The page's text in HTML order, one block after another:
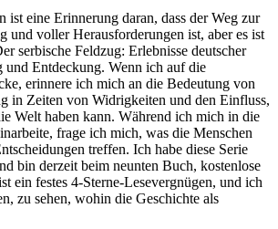
ist eine Erinnerung daran, dass der Weg zur
und voller Herausforderungen ist, aber es ist
serbische Feldzug: Erlebnisse deutscher
Entdeckung. Wenn ich auf die
erinnere ich mich an die Bedeutung von
in Zeiten von Widrigkeiten und den Einfluss,
Welt haben kann. Während ich mich in die
frage ich mich, was die Menschen
treffen. Ich habe diese Serie
bin derzeit beim neunten Buch, kostenlose
ein festes 4-Sterne-Lesevergnügen, und ich
zu sehen, wohin die Geschichte als